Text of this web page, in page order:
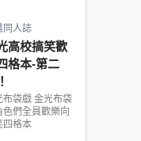
同人誌
高校搞笑歡
格本-第二
布袋戲 金光布袋
色們全員歡樂向
四格本